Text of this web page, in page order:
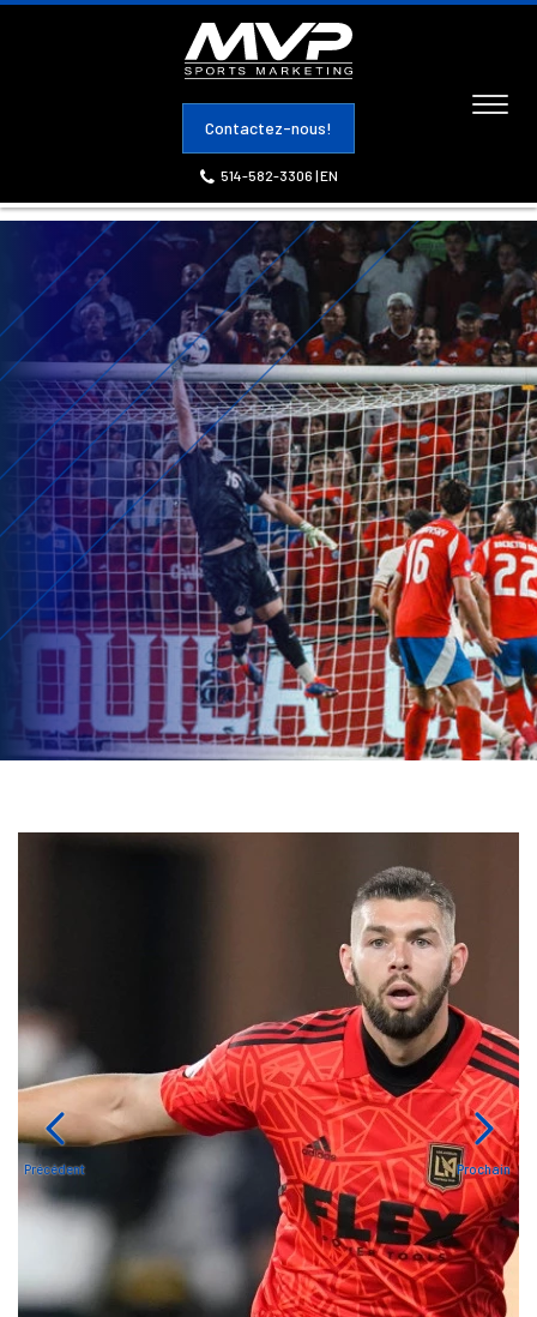
Contactez-nous!
514-582-3306 |EN
Précédent Prochain